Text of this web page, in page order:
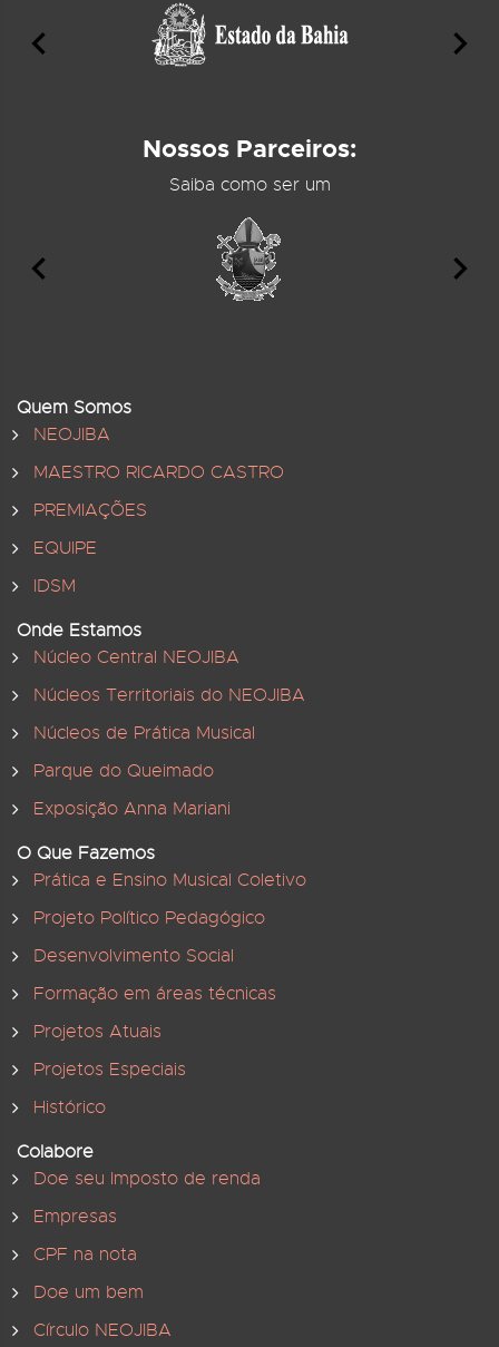
Nossos Parceiros:
Saiba como ser um
Quem Somos
NEOJIBA
MAESTRO RICARDO CASTRO
PREMIAÇÕES
EQUIPE
IDSM
Onde Estamos
Núcleo Central NEOJIBA
Núcleos Territoriais do NEOJIBA
Núcleos de Prática Musical
Parque do Queimado
Exposição Anna Mariani
O Que Fazemos
Prática e Ensino Musical Coletivo
Projeto Político Pedagógico
Desenvolvimento Social
Formação em áreas técnicas
Projetos Atuais
Projetos Especiais
Histórico
Colabore
Doe seu Imposto de renda
Empresas
CPF na nota
Doe um bem
Círculo NEOJIBA